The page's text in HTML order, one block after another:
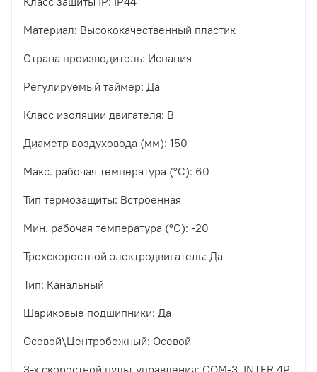
Материал: Высококачественный пластик
Страна производитель: Испания
Регулируемый таймер: Да
Класс изоляции двигателя: B
Диаметр воздуховода (мм): 150
Макс. рабочая температура (°С): 60
Тип термозащиты: Встроенная
Мин. рабочая температура (°С): -20
Трехскоростной электродвигатель: Да
Тип: Канальный
Шариковые подшипники: Да
Осевой\Центробежный: Осевой